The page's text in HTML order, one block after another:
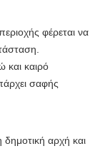
φέρεται να
και καιρό
σαφής
δημοτική αρχή και